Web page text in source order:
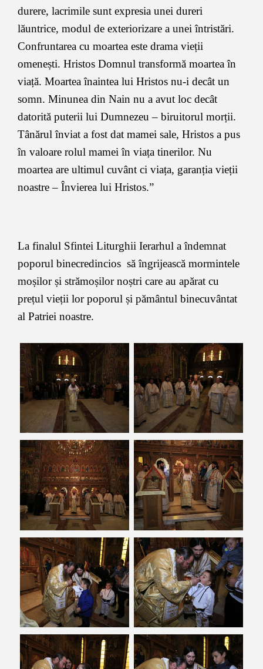
durere, lacrimile sunt expresia unei dureri
lăuntrice, modul de exteriorizare a unei întristări.
Confruntarea cu moartea este drama vieții
omenești. Hristos Domnul transformă moartea în
viață. Moartea înaintea lui Hristos nu-i decât un
somn. Minunea din Nain nu a avut loc decât
datorită puterii lui Dumnezeu – biruitorul morții.
Tânărul înviat a fost dat mamei sale, Hristos a pus
în valoare rolul mamei în viața tinerilor. Nu
moartea are ultimul cuvânt ci viața, garanția vieții
noastre – Învierea lui Hristos.”
La finalul Sfintei Liturghii Ierarhul a îndemnat
poporul binecredincios să îngrijească mormintele
moșilor și strămoșilor noștri care au apărat cu
prețul vieții lor poporul și pământul binecuvântat
al Patriei noastre.